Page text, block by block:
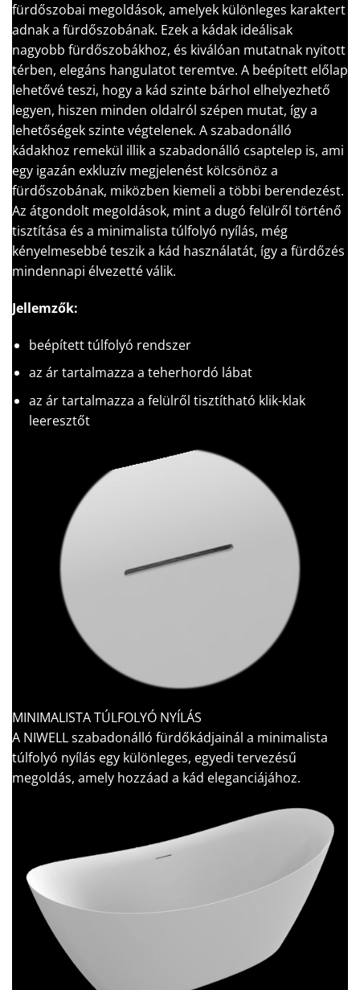
fürdőszobai megoldások, amelyek különleges karaktert
adnak a fürdőszobának. Ezek a kádak ideálisak
nagyobb fürdőszobákhoz, és kiválóan mutatnak nyitott
térben, elegáns hangulatot teremtve. A beépített előlap
lehetővé teszi, hogy a kád szinte bárhol elhelyezhető
legyen, hiszen minden oldalról szépen mutat, így a
lehetőségek szinte végtelenek. A szabadonálló
kádakhoz remekül illik a szabadonálló csaptelep is, ami
egy igazán exkluzív megjelenést kölcsönöz a
fürdőszobának, miközben kiemeli a többi berendezést.
Az átgondolt megoldások, mint a dugó felülről történő
tisztítása és a minimalista túlfolyó nyílás, még
kényelmesebbé teszik a kád használatát, így a fürdőzés
mindennapi élvezetté válik.
Jellemzők:
beépített túlfolyó rendszer
az ár tartalmazza a teherhordó lábat
az ár tartalmazza a felülről tisztítható klik-klak
leeresztőt
MINIMALISTA TÚLFOLYÓ NYÍLÁS
A NIWELL szabadonálló fürdőkádjainál a minimalista
túlfolyó nyílás egy különleges, egyedi tervezésű
megoldás, amely hozzáad a kád eleganciájához.